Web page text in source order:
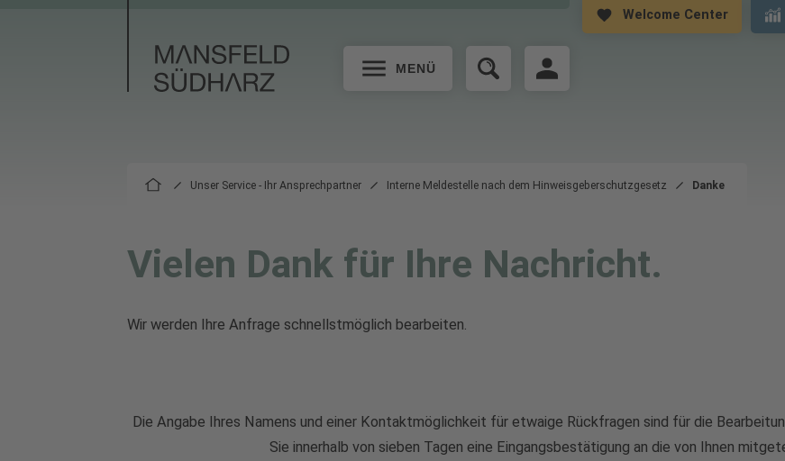
MENÜ
Welcome Center
Unser Service - Ihr Ansprechpartner Interne Meldestelle nach dem Hinweisgeberschutzgesetz Danke
Vielen Dank für Ihre Nachricht.
Wir werden Ihre Anfrage schnellstmöglich bearbeiten.
Die Angabe Ihres Namens und einer Kontaktmöglichkeit für etwaige Rückfragen sind für die
Sie innerhalb von sieben Tagen eine Eingangsbestätigung an die von Ihnen